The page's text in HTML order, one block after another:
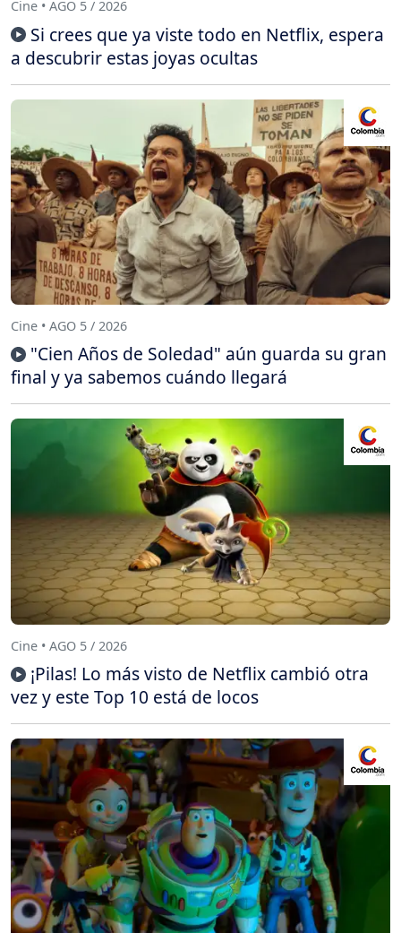
Cine • AGO 5 / 2026
Si crees que ya viste todo en Netflix, espera
a descubrir estas joyas ocultas
Cine • AGO 5 / 2026
"Cien Años de Soledad" aún guarda su gran
final y ya sabemos cuándo llegará
Cine • AGO 5 / 2026
¡Pilas! Lo más visto de Netflix cambió otra
vez y este Top 10 está de locos